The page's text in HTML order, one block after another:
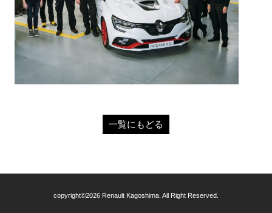
一覧にもどる
copyright©2026 Renault Kagoshima. All Right Reserved.